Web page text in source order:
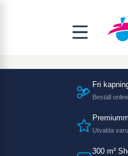
Fri
Beställ
Utvalda
300 m²